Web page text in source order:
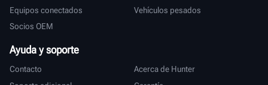
Equipos conectados
Vehículos pesados
Socios OEM
Ayuda y soporte
Contacto
Acerca de Hunter